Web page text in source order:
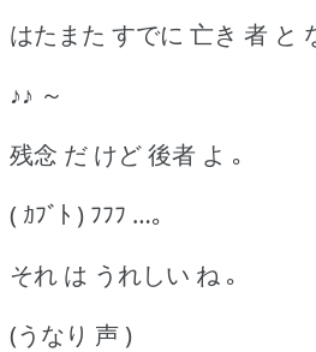
はたまた すでに 亡き 者 と
♪♪ ～
残念 だ けど 後者 よ ｡
( ｶﾌﾞﾄ ) ﾌﾌﾌ …｡
それ は うれしい ね ｡
(うなり 声 )